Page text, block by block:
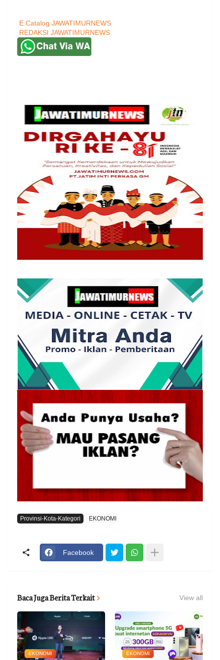
E Catalog JAWATIMURNEWS
REDAKSI JAWATIMURNEWS
Provinsi-Kota-Kategori EKONOMI
Facebook
Baca Juga Berita Terkait View all
EKONOMI EKONOMI